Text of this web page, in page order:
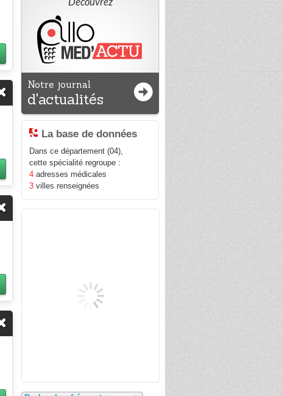
Notre journal
d'actualités
La base de données
Dans ce département (04),
cette spécialité regroupe :
4 adresses médicales
3 villes renseignées